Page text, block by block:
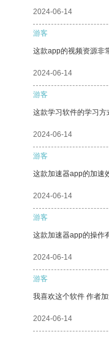
2024-06-14
游客
这款app的视频资源非
2024-06-14
游客
这款学习软件的学习方
2024-06-14
游客
这款加速器app的加速
2024-06-14
游客
这款加速器app的操作
2024-06-14
游客
我喜欢这个软件 作者
2024-06-14